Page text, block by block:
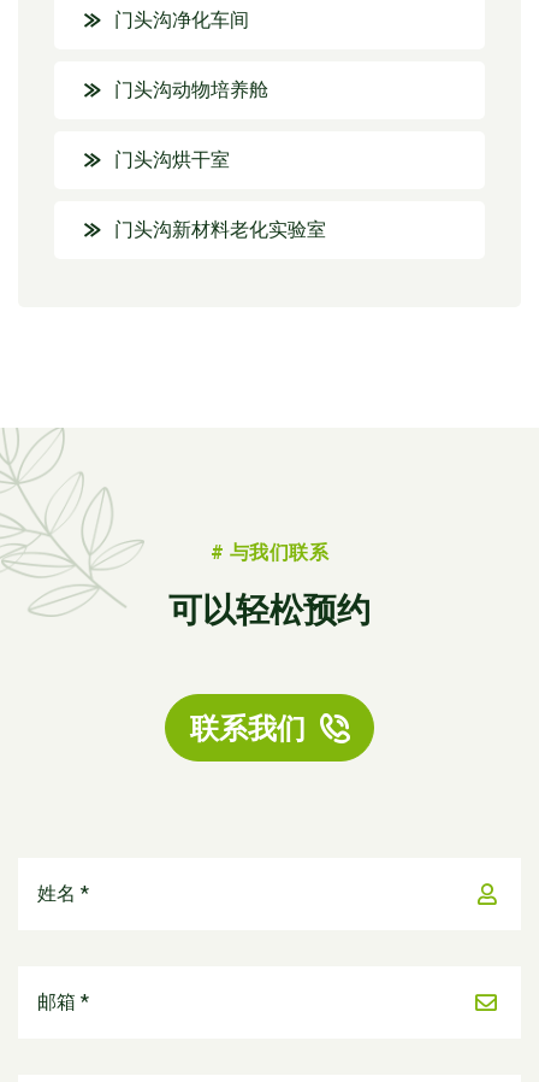
门头沟净化车间
门头沟动物培养舱
门头沟烘干室
门头沟新材料老化实验室
# 与我们联系
可以轻松预约
联系我们